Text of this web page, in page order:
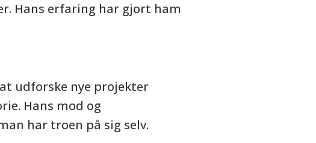
Hans erfaring har gjort ham
udforske nye projekter
Hans mod og
har troen på sig selv.